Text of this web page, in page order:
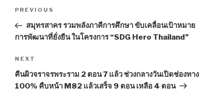
Post
Previous
Post
PREVIOUS
สมุทรสาคร รวมพลังภาคีการศึกษา ขับเคลื่อนเป้าหมาย
การพัฒนาที่ยั่งยืน ในโครงการ “SDG Hero Thailand”
Next
Post
NEXT
คืนผิวจราจรพระราม 2 ตอน 7 แล้ว ช่วงกลางวันเปิดช่องทาง
100% คืบหน้า M82 แล้วเสร็จ 9 ตอน เหลือ 4 ตอน